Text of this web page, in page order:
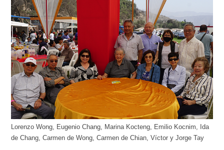
Lorenzo Wong, Eugenio Chang, Marina Kocteng, Emilio Kocnim, Ida
de Chang, Carmen de Wong, Carmen de Chian, Víctor y Jorge Tay